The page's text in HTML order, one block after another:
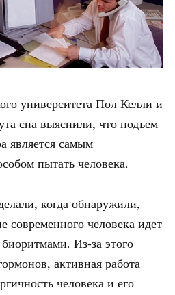
университета Пол Келли и
сна выяснили, что подъем
является самым
пытать человека.
когда обнаружили,
современного человека идет
Из-за этого
активная работа
человека и его